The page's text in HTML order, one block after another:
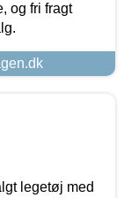
og fri fragt
legetøj med